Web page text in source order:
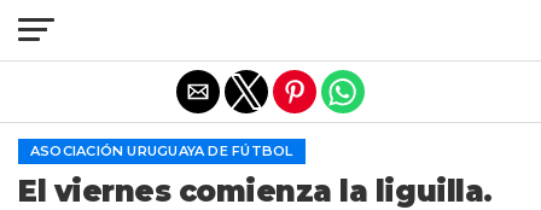
ASOCIACIÓN URUGUAYA DE FÚTBOL
El viernes comienza la liguilla.